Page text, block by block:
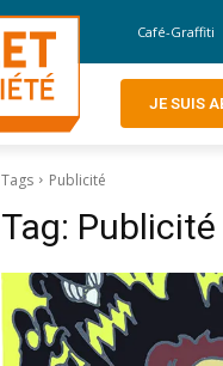
Café-Graffiti
JE SUIS
Tags Publicité
Tag: Publicité